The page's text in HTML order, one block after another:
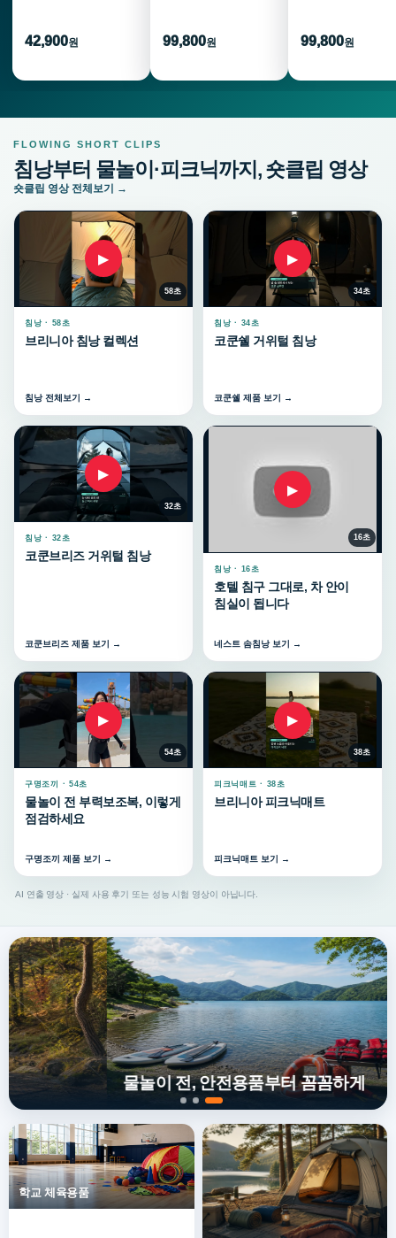
42,900원 99,800원 99,800원
FLOWING SHORT CLIPS
침낭부터 물놀이·피크닉까지, 숏클립 영상
숏클립 영상 전체보기 →
▶
58초
침낭 · 58초
브리니아 침낭 컬렉션
침낭 전체보기 →
▶
34초
침낭 · 34초
코쿤쉘 거위털 침낭
코쿤쉘 제품 보기 →
▶
32초
침낭 · 32초
코쿤브리즈 거위털 침낭
코쿤브리즈 제품 보기 →
▶
16초
침낭 · 16초
호텔 침구 그대로, 차 안이
침실이 됩니다
네스트 솜침낭 보기 →
▶
54초
구명조끼 · 54초
물놀이 전 부력보조복, 이렇게
점검하세요
구명조끼 제품 보기 →
▶
38초
피크닉매트 · 38초
브리니아 피크닉매트
피크닉매트 보기 →
AI 연출 영상 · 실제 사용 후기 또는 성능 시험 영상이 아닙니다.